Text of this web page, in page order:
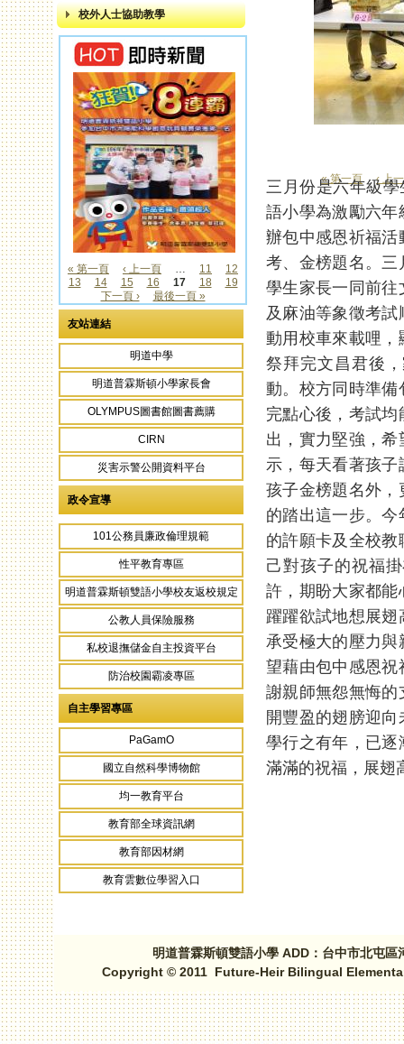
校外人士協助教學
頁面
« 第一頁 ‹ 上一頁 … 11
12
13
14 15 16 17 18
19
下一頁 ›
最後一頁 »
友站連結
明道中學
明道普霖斯頓小學家長會
OLYMPUS圖書館圖書薦購
CIRN
災害示警公開資料平台
政令宣導
101公務員廉政倫理規範
性平教育專區
明道普霖斯頓雙語小學校友返校規定
公教人員保險服務
私校退撫儲金自主投資平台
防治校園霸凌專區
自主學習專區
PaGamO
國立自然科學博物館
均一教育平台
教育部全球資訊網
教育部因材網
教育雲數位學習入口
頁面
« 第一頁 ‹ 上
三月份是六年級
語小學為激勵六
辦包中感恩祈福
考、金榜題名。
學生家長一同前
及麻油等象徵考
動用校車來載哩
祭拜完文昌君後
動。校方同時準
完點心後，考試
出，實力堅強，
示，每天看著孩
孩子金榜題名外
的踏出這一步。
的許願卡及全校
己對孩子的祝福
許，期盼大家都
躍躍欲試地想展
承受極大的壓力
望藉由包中感恩
謝親師無怨無悔
開豐盈的翅膀迎
學行之有年，已
滿滿的祝福，展翅
明道普霖斯頓雙語小學 ADD：台中市北屯
Copyright © 2011 Future-Heir Bilingual